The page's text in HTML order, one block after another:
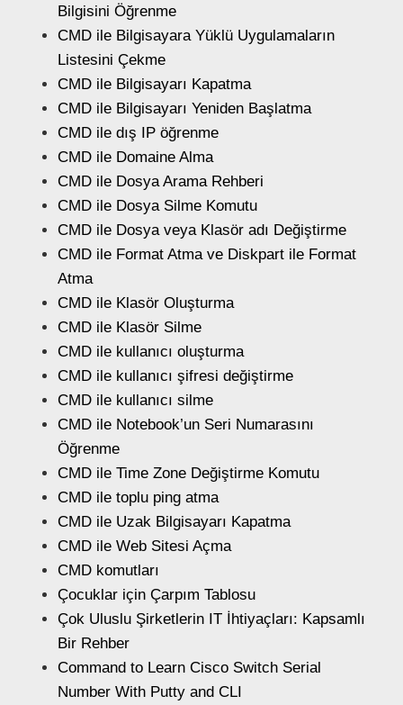
Bilgisini Öğrenme
CMD ile Bilgisayara Yüklü Uygulamaların
Listesini Çekme
CMD ile Bilgisayarı Kapatma
CMD ile Bilgisayarı Yeniden Başlatma
CMD ile dış IP öğrenme
CMD ile Domaine Alma
CMD ile Dosya Arama Rehberi
CMD ile Dosya Silme Komutu
CMD ile Dosya veya Klasör adı Değiştirme
CMD ile Format Atma ve Diskpart ile Format
Atma
CMD ile Klasör Oluşturma
CMD ile Klasör Silme
CMD ile kullanıcı oluşturma
CMD ile kullanıcı şifresi değiştirme
CMD ile kullanıcı silme
CMD ile Notebook’un Seri Numarasını
Öğrenme
CMD ile Time Zone Değiştirme Komutu
CMD ile toplu ping atma
CMD ile Uzak Bilgisayarı Kapatma
CMD ile Web Sitesi Açma
CMD komutları
Çocuklar için Çarpım Tablosu
Çok Uluslu Şirketlerin IT İhtiyaçları: Kapsamlı
Bir Rehber
Command to Learn Cisco Switch Serial
Number With Putty and CLI